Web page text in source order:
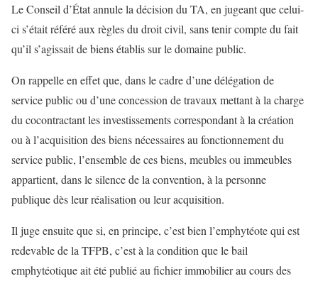
Le Conseil d’État annule la décision du TA, en jugeant que celui-
ci s’était référé aux règles du droit civil, sans tenir compte du fait
qu’il s’agissait de biens établis sur le domaine public.
On rappelle en effet que, dans le cadre d’une délégation de
service public ou d’une concession de travaux mettant à la charge
du cocontractant les investissements correspondant à la création
ou à l’acquisition des biens nécessaires au fonctionnement du
service public, l’ensemble de ces biens, meubles ou immeubles
appartient, dans le silence de la convention, à la personne
publique dès leur réalisation ou leur acquisition.
Il juge ensuite que si, en principe, c’est bien l’emphytéote qui est
redevable de la TFPB, c’est à la condition que le bail
emphytéotique ait été publié au fichier immobilier au cours des